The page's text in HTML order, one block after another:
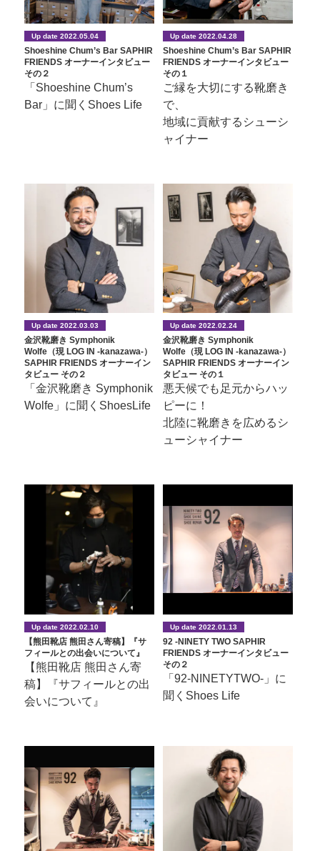
Up date 2022.05.04
Shoeshine Chum’s Bar SAPHIR
FRIENDS オーナーインタビュー
その２
「Shoeshine Chum’s
Bar」に聞くShoes Life
Up date 2022.04.28
Shoeshine Chum’s Bar SAPHIR
FRIENDS オーナーインタビュー
その１
ご縁を大切にする靴磨き
で、
地域に貢献するシューシ
ャイナー
Up date 2022.03.03
金沢靴磨き Symphonik
Wolfe（現 LOG IN -kanazawa-）
SAPHIR FRIENDS オーナーイン
タビュー その２
「金沢靴磨き Symphonik
Wolfe」に聞くShoesLife
Up date 2022.02.24
金沢靴磨き Symphonik
Wolfe（現 LOG IN -kanazawa-）
SAPHIR FRIENDS オーナーイン
タビュー その１
悪天候でも足元からハッ
ピーに！
北陸に靴磨きを広めるシ
ューシャイナー
Up date 2022.02.10
【熊田靴店 熊田さん寄稿】『サ
フィールとの出会いについて』
【熊田靴店 熊田さん寄
稿】『サフィールとの出
会いについて』
Up date 2022.01.13
92 -NINETY TWO SAPHIR
FRIENDS オーナーインタビュー
その２
「92-NINETYTWO-」に
聞くShoes Life